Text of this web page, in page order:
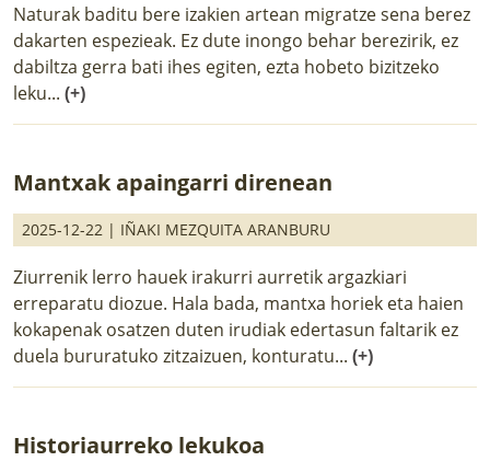
Naturak baditu bere izakien artean migratze sena berez
dakarten espezieak. Ez dute inongo behar berezirik, ez
dabiltza gerra bati ihes egiten, ezta hobeto bizitzeko
leku... (+)
Mantxak apaingarri direnean
2025-12-22 | IÑAKI MEZQUITA ARANBURU
Ziurrenik lerro hauek irakurri aurretik argazkiari
erreparatu diozue. Hala bada, mantxa horiek eta haien
kokapenak osatzen duten irudiak edertasun faltarik ez
duela bururatuko zitzaizuen, konturatu... (+)
Historiaurreko lekukoa